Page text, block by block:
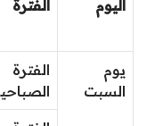
اليوم الفترة
يوم
السبت
الفترة